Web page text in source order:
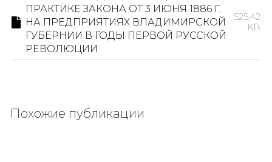
ПРАКТИКЕ ЗАКОНА ОТ 3 ИЮНЯ 1886 Г.
НА ПРЕДПРИЯТИЯХ ВЛАДИМИРСКОЙ
ГУБЕРНИИ В ГОДЫ ПЕРВОЙ РУССКОЙ
РЕВОЛЮЦИИ
525,42
KB
Похожие публикации